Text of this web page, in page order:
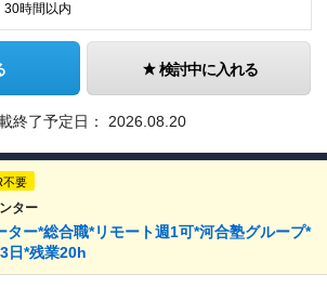
30時間以内
検討中に入れる
終了予定日： 2026.08.20
不要
ター
ター*総合職*リモート週1可*河合塾グループ*
日*残業20h